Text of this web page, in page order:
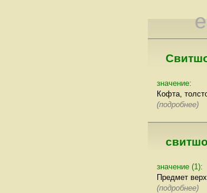
значение:
Кофта,
(подробнее)
значение (1):
Предмет
(подробнее)